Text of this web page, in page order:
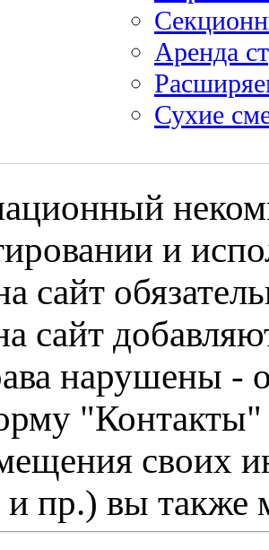
Аренда
Сухие
и
сайт
сайт
нарушены -
"Контакты"
своих
и пр.) вы также